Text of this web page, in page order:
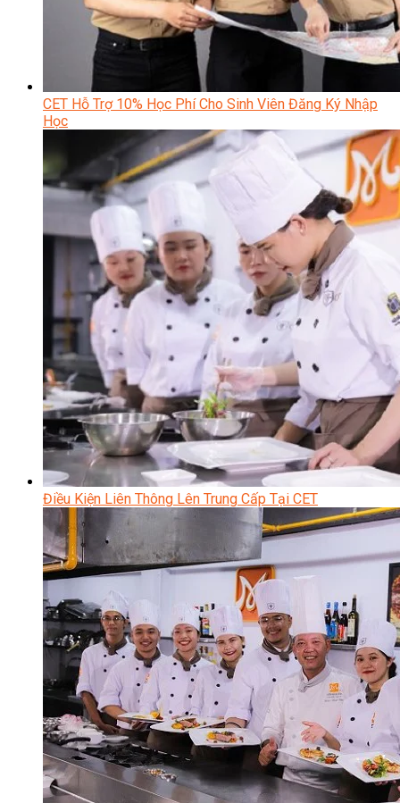
CET Hỗ Trợ 10% Học Phí Cho Sinh Viên Đăng Ký Nhập
Học
Điều Kiện Liên Thông Lên Trung Cấp Tại CET